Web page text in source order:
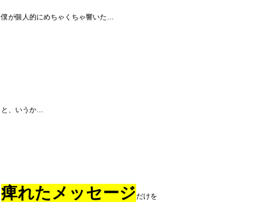
僕が個人的にめちゃくちゃ響いた…
と、いうか…
痺れたメッセージだけを